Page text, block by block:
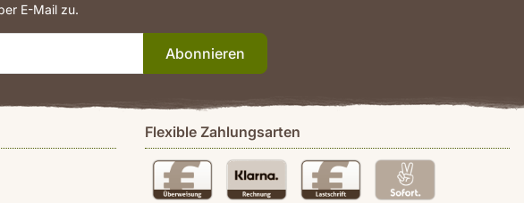
Flexible Zahlungsarten
E-Mail zu.
Abonnieren